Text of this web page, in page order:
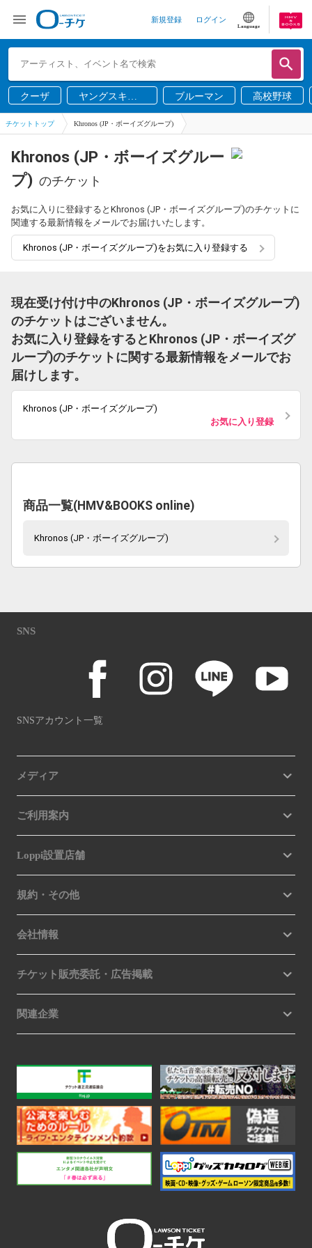
新規登録 ログイン
Language
クーザ
ヤングスキニ
ー
ブルーマン 高校野球
チケットトップ Khronos (JP・ボーイズグループ)
Khronos (JP・ボーイズグルー
プ) のチケット
お気に入りに登録するとKhronos (JP・ボーイズグループ)のチケットに
関連する最新情報をメールでお届けいたします。
Khronos (JP・ボーイズグループ)をお気に入り登録する
現在受け付け中のKhronos (JP・ボーイズグループ)
のチケットはございません。
お気に入り登録をするとKhronos (JP・ボーイズグ
ループ)のチケットに関する最新情報をメールでお
届けします。
Khronos (JP・ボーイズグループ)
お気に入り登録
商品一覧(HMV&BOOKS online)
Khronos (JP・ボーイズグループ)
SNS
SNSアカウント一覧
メディア
ご利用案内
Loppi設置店舗
規約・その他
会社情報
チケット販売委託・広告掲載
関連企業